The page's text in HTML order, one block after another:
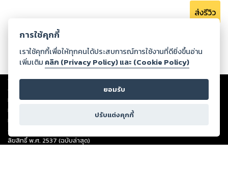
ส่งรีวิว
Copyright ©2026Storylog Co., Ltd. - สตอรี่ล็อกขอสงวนสิทธิ์ไม่รับผิดชอบ
ต่อผลงานหรือเนื้อหาใดที่อัปโหลดผ่านเว็บไซต์และปรากฏว่าละเมิดสิทธิใน
ทรัพย์สินทางปัญญาของบุคคลอื่นหรือขัดต่อกฎหมายและศีลธรรม ดังนั้น ผู้อ่าน
ทุกท่านโปรดใช้วิจารณญาณในการกลั่นกรองด้วยตนเอง และหากท่านพบว่าส่วน
หนึ่งส่วนใดขัดต่อกฎหมายและศีลธรรม กรุณาแจ้งมายังบริษัท เพื่อทีมงานจะได้
ดำเนินการในทันที ทั้งนี้ ทางสตอรี่ล็อกขอสงวนลิขสิทธิ์ตามพระราชบัญญัติ
ลิขสิทธิ์ พ.ศ. 2537 (ฉบับล่าสุด)
การใช้คุกกี้
เราใช้คุกกี้เพื่อให้ทุกคนได้ประสบการณ์การใช้งานที่ดียิ่งขึ้นอ่าน
เพิ่มเติม คลิก (Privacy Policy) และ (Cookie Policy)
ยอมรับ
ปรับแต่งคุกกี้